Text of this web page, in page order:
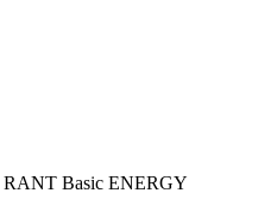
RANT Basic ENERGY